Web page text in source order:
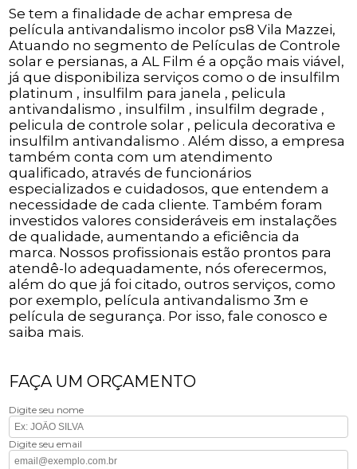
Se tem a finalidade de achar empresa de
película antivandalismo incolor ps8 Vila Mazzei,
Atuando no segmento de Películas de Controle
solar e persianas, a AL Film é a opção mais viável,
já que disponibiliza serviços como o de insulfilm
platinum , insulfilm para janela , pelicula
antivandalismo , insulfilm , insulfilm degrade ,
pelicula de controle solar , pelicula decorativa e
insulfilm antivandalismo . Além disso, a empresa
também conta com um atendimento
qualificado, através de funcionários
especializados e cuidadosos, que entendem a
necessidade de cada cliente. Também foram
investidos valores consideráveis em instalações
de qualidade, aumentando a eficiência da
marca. Nossos profissionais estão prontos para
atendê-lo adequadamente, nós oferecermos,
além do que já foi citado, outros serviços, como
por exemplo, película antivandalismo 3m e
película de segurança. Por isso, fale conosco e
saiba mais.
FAÇA UM ORÇAMENTO
Digite seu nome
Digite seu email